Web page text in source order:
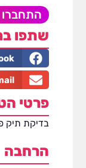
שתפו
פרטי
בדיקת תיק
הרחבה